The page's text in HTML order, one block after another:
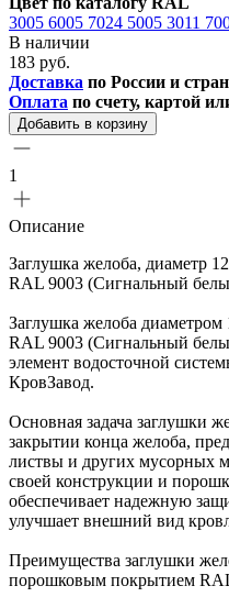
3005 6005 7024 5005 3011
В наличии
183 руб.
Доставка по России и
Оплата по счету, картой
Добавить в корзину
1
Описание
Заглушка желоба, диаметр
RAL 9003 (Сигнальный
Заглушка желоба
RAL 9003 (Сигнальный
элемент водосточной
КровЗавод.
Основная задача заглушки
закрытии конца желоба,
листвы и других мусорных
своей конструкции и
обеспечивает надежную
улучшает внешний вид
Преимущества заглушки
порошковым покрытием